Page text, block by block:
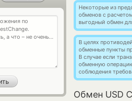
Некоторые из
обменов с
выгодный обмен
В целях
обменные пункты
В случае если
обменную
соблюдения
Обмен USD